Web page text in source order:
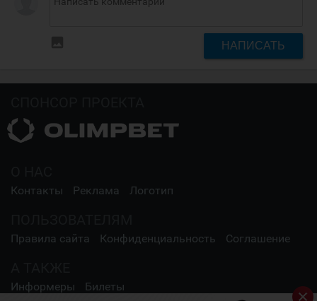
НАПИСАТЬ
Контакты Реклама Логотип
Правила сайта Конфиденциальность Соглашение
Информеры Билеты